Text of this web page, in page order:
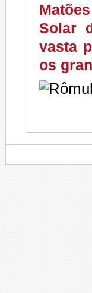
Solar
vasta
os